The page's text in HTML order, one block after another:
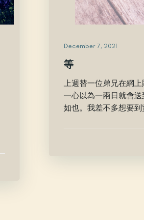
December 7, 2021
等
上週替一位弟兄在網
一心以為一兩日就會
如也。我差不多想要